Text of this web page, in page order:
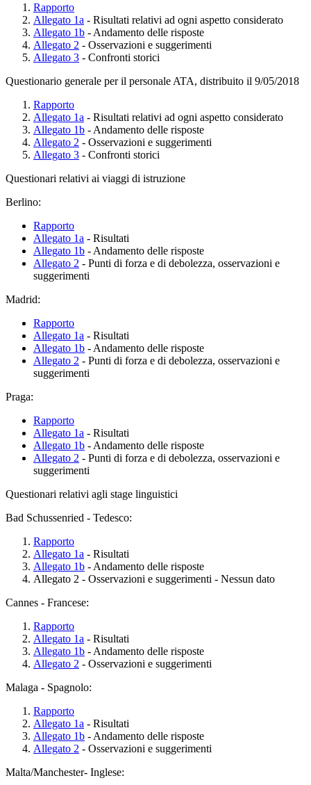
Rapporto
Allegato 1a - Risultati relativi ad ogni aspetto considerato
Allegato 1b - Andamento delle risposte
Allegato 2 - Osservazioni e suggerimenti
Allegato 3 - Confronti storici
Questionario generale per il personale ATA, distribuito il 9/05/2018
Rapporto
Allegato 1a - Risultati relativi ad ogni aspetto considerato
Allegato 1b - Andamento delle risposte
Allegato 2 - Osservazioni e suggerimenti
Allegato 3 - Confronti storici
Questionari relativi ai viaggi di istruzione
Berlino:
Rapporto
Allegato 1a - Risultati
Allegato 1b - Andamento delle risposte
Allegato 2 - Punti di forza e di debolezza, osservazioni e
suggerimenti
Madrid:
Rapporto
Allegato 1a - Risultati
Allegato 1b - Andamento delle risposte
Allegato 2 - Punti di forza e di debolezza, osservazioni e
suggerimenti
Praga:
Rapporto
Allegato 1a - Risultati
Allegato 1b - Andamento delle risposte
Allegato 2 - Punti di forza e di debolezza, osservazioni e
suggerimenti
Questionari relativi agli stage linguistici
Bad Schussenried - Tedesco:
Rapporto
Allegato 1a - Risultati
Allegato 1b - Andamento delle risposte
Allegato 2 - Osservazioni e suggerimenti - Nessun dato
Cannes - Francese:
Rapporto
Allegato 1a - Risultati
Allegato 1b - Andamento delle risposte
Allegato 2 - Osservazioni e suggerimenti
Malaga - Spagnolo:
Rapporto
Allegato 1a - Risultati
Allegato 1b - Andamento delle risposte
Allegato 2 - Osservazioni e suggerimenti
Malta/Manchester- Inglese: